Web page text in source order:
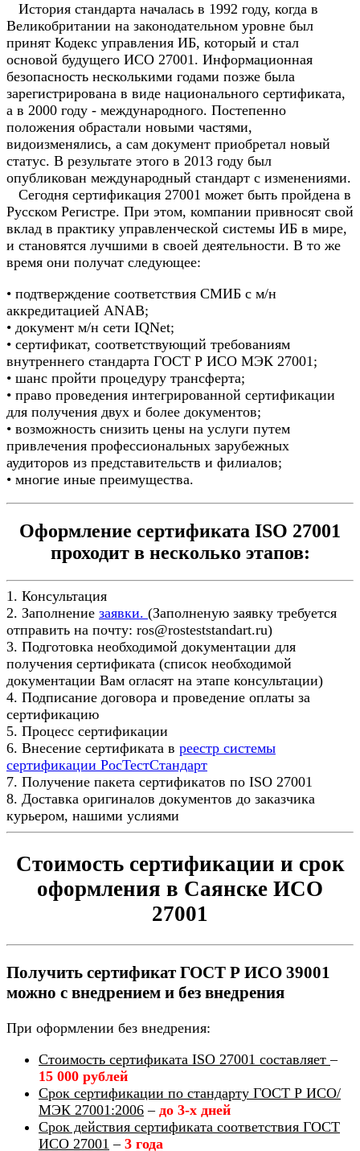
История стандарта началась в 1992 году, когда в
Великобритании на законодательном уровне был
принят Кодекс управления ИБ, который и стал
основой будущего ИСО 27001. Информационная
безопасность несколькими годами позже была
зарегистрирована в виде национального сертификата,
а в 2000 году - международного. Постепенно
положения обрастали новыми частями,
видоизменялись, а сам документ приобретал новый
статус. В результате этого в 2013 году был
опубликован международный стандарт с изменениями.
Сегодня сертификация 27001 может быть пройдена в
Русском Регистре. При этом, компании привносят свой
вклад в практику управленческой системы ИБ в мире,
и становятся лучшими в своей деятельности. В то же
время они получат следующее:
• подтверждение соответствия СМИБ с м/н
аккредитацией ANAB;
• документ м/н сети IQNet;
• сертификат, соответствующий требованиям
внутреннего стандарта ГОСТ Р ИСО МЭК 27001;
• шанс пройти процедуру трансферта;
• право проведения интегрированной сертификации
для получения двух и более документов;
• возможность снизить цены на услуги путем
привлечения профессиональных зарубежных
аудиторов из представительств и филиалов;
• многие иные преимущества.
Оформление сертификата ISO 27001
проходит в несколько этапов:
1. Консультация
2. Заполнение заявки. (Заполненую заявку требуется
отправить на почту: ros@rosteststandart.ru)
3. Подготовка необходимой документации для
получения сертификата (список необходимой
документации Вам огласят на этапе консультации)
4. Подписание договора и проведение оплаты за
сертификацию
5. Процесс сертификации
6. Внесение сертификата в реестр системы
сертификации РосТестСтандарт
7. Получение пакета сертификатов по ISO 27001
8. Доставка оригиналов документов до заказчика
курьером, нашими услиями
Стоимость сертификации и срок
оформления в Саянске ИСО
27001
Получить сертификат ГОСТ Р ИСО 39001
можно с внедрением и без внедрения
При оформлении без внедрения:
Стоимость сертификата ISO 27001 составляет–
15 000 рублей
Срок сертификации по стандарту ГОСТ Р ИСО/
МЭК 27001:2006 – до 3-х дней
Срок действия сертификата соответствия ГОСТ
ИСО 27001 – 3 года